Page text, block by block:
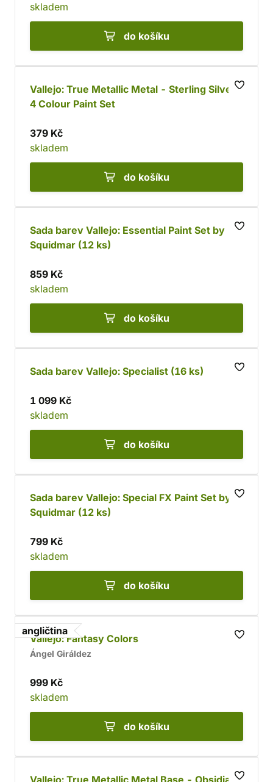
skladem
do košíku
Vallejo: True Metallic Metal - Sterling Silver
4 Colour Paint Set
379 Kč
skladem
do košíku
Sada barev Vallejo: Essential Paint Set by
Squidmar (12 ks)
859 Kč
skladem
do košíku
Sada barev Vallejo: Specialist (16 ks)
1 099 Kč
skladem
do košíku
Sada barev Vallejo: Special FX Paint Set by
Squidmar (12 ks)
799 Kč
skladem
do košíku
angličtina
Vallejo: Fantasy Colors
Ángel Giráldez
999 Kč
skladem
do košíku
Vallejo: True Metallic Metal Base - Obsidian